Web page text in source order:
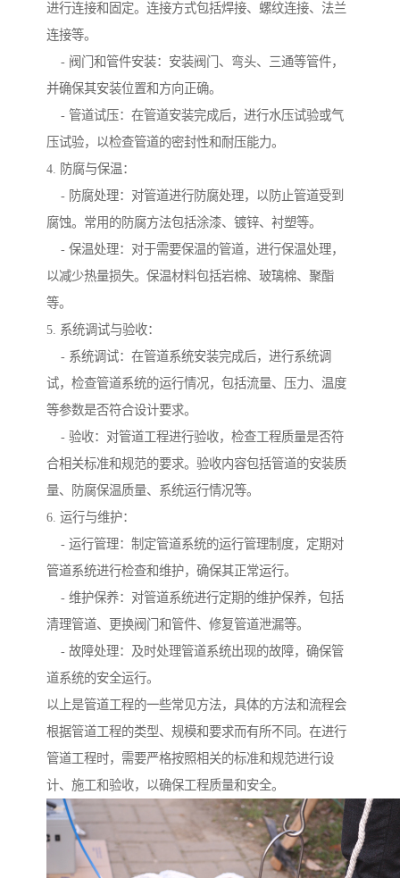
进行连接和固定。连接方式包括焊接、螺纹连接、法兰
连接等。
- 阀门和管件安装：安装阀门、弯头、三通等管件，
并确保其安装位置和方向正确。
- 管道试压：在管道安装完成后，进行水压试验或气
压试验，以检查管道的密封性和耐压能力。
4. 防腐与保温：
- 防腐处理：对管道进行防腐处理，以防止管道受到
腐蚀。常用的防腐方法包括涂漆、镀锌、衬塑等。
- 保温处理：对于需要保温的管道，进行保温处理，
以减少热量损失。保温材料包括岩棉、玻璃棉、聚酯
等。
5. 系统调试与验收：
- 系统调试：在管道系统安装完成后，进行系统调
试，检查管道系统的运行情况，包括流量、压力、温度
等参数是否符合设计要求。
- 验收：对管道工程进行验收，检查工程质量是否符
合相关标准和规范的要求。验收内容包括管道的安装质
量、防腐保温质量、系统运行情况等。
6. 运行与维护：
- 运行管理：制定管道系统的运行管理制度，定期对
管道系统进行检查和维护，确保其正常运行。
- 维护保养：对管道系统进行定期的维护保养，包括
清理管道、更换阀门和管件、修复管道泄漏等。
- 故障处理：及时处理管道系统出现的故障，确保管
道系统的安全运行。
以上是管道工程的一些常见方法，具体的方法和流程会
根据管道工程的类型、规模和要求而有所不同。在进行
管道工程时，需要严格按照相关的标准和规范进行设
计、施工和验收，以确保工程质量和安全。